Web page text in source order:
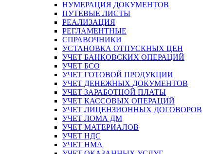
НУМЕРАЦИЯ ДОКУМЕНТОВ
ПУТЕВЫЕ ЛИСТЫ
РЕАЛИЗАЦИЯ
РЕГЛАМЕНТНЫЕ
СПРАВОЧНИКИ
УСТАНОВКА ОТПУСКНЫХ ЦЕН
УЧЕТ БАНКОВСКИХ ОПЕРАЦИЙ
УЧЕТ БСО
УЧЕТ ГОТОВОЙ ПРОДУКЦИИ
УЧЕТ ДЕНЕЖНЫХ ДОКУМЕНТОВ
УЧЕТ ЗАРАБОТНОЙ ПЛАТЫ
УЧЕТ КАССОВЫХ ОПЕРАЦИЙ
УЧЕТ ЛИЦЕНЗИОННЫХ ДОГОВОРОВ
УЧЕТ ЛОМА ДМ
УЧЕТ МАТЕРИАЛОВ
УЧЕТ НДС
УЧЕТ НМА